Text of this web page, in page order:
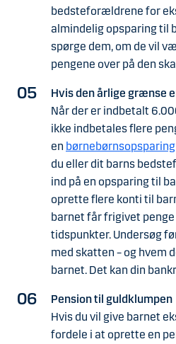
bedsteforældrene for
almindelig opsparing til
spørge dem, om de vil
pengene over på den
Hvis den årlige grænse
Når der er indbetalt
ikke indbetales flere
en børnebørnsopsparing
du eller dit barns
ind på en opsparing til
oprette flere konti til
barnet får frigivet
tidspunkter. Undersøg
med skatten – og hvem
barnet. Det kan din
Pension til guldklumpen
Hvis du vil give barnet
fordele i at oprette en